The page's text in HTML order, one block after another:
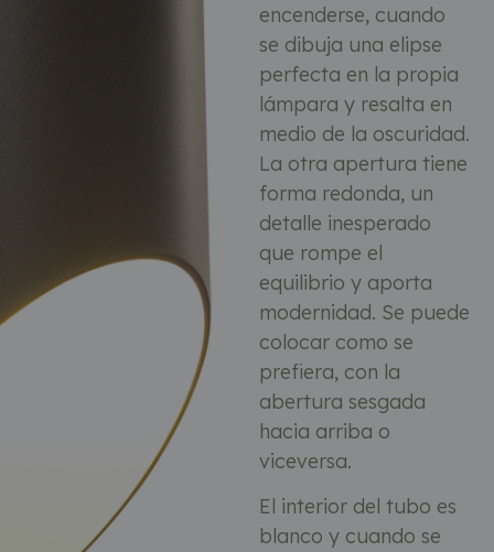
encenderse, cuando
se dibuja una elipse
perfecta en la propia
lámpara y resalta en
medio de la oscuridad.
La otra apertura tiene
forma redonda, un
detalle inesperado
que rompe el
equilibrio y aporta
modernidad. Se puede
colocar como se
prefiera, con la
abertura sesgada
hacia arriba o
viceversa.
El interior del tubo es
blanco y cuando se